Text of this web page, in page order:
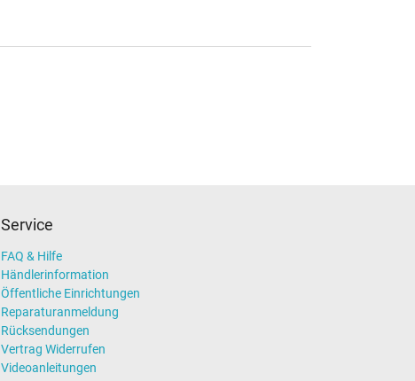
Service
FAQ & Hilfe
Händlerinformation
Öffentliche Einrichtungen
Reparaturanmeldung
Rücksendungen
Vertrag Widerrufen
Videoanleitungen